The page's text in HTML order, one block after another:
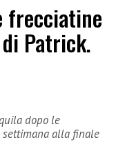
frecciatine
Patrick.
dopo le
settimana alla finale